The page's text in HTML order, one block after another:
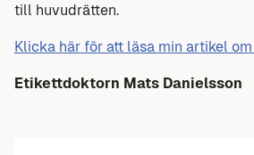
till huvudrätten.
Klicka här för att läsa min artikel
Etikettdoktorn Mats Danielsson